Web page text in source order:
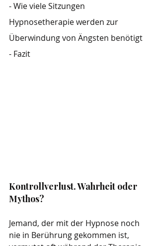
- Wie viele Sitzungen
Hypnosetherapie werden zur
Überwindung von Ängsten benötigt
- Fazit
Kontrollverlust. Wahrheit oder
Mythos?
Jemand, der mit der Hypnose noch
nie in Berührung gekommen ist,